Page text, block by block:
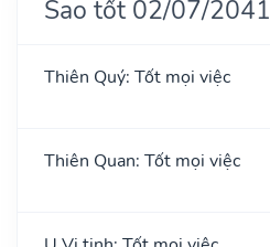
Sao tốt 02/07/2041
Thiên Quý: Tốt mọi việc
Thiên Quan: Tốt mọi việc